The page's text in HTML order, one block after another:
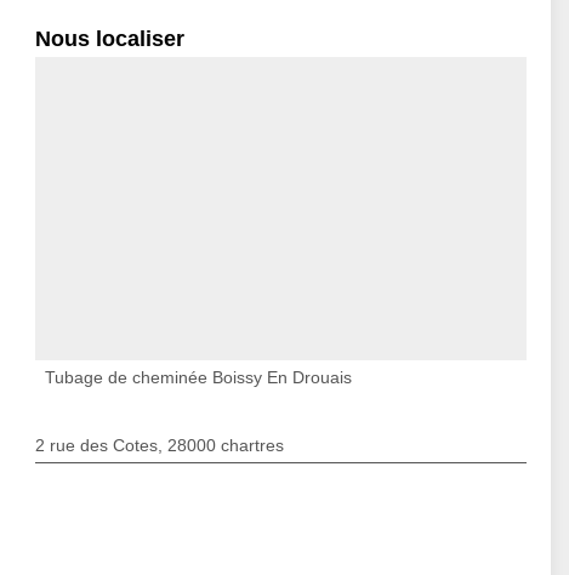
Nous localiser
Tubage de cheminée Boissy En Drouais
2 rue des Cotes, 28000 chartres